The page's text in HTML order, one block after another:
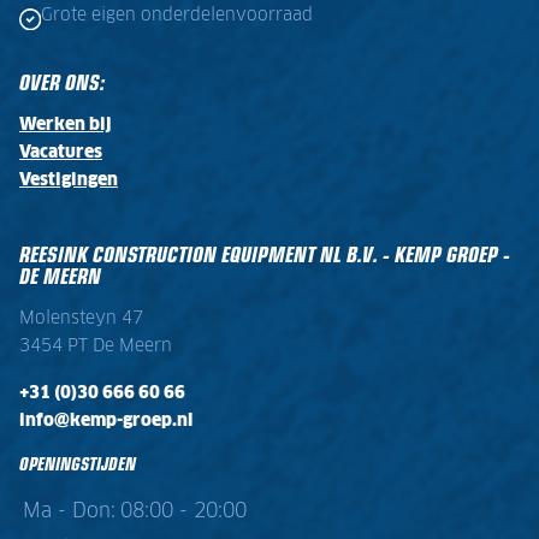
Grote eigen onderdelenvoorraad
OVER ONS:
Werken bij
Vacatures
Vestigingen
REESINK CONSTRUCTION EQUIPMENT NL B.V. - KEMP GROEP -
DE MEERN
Molensteyn 47
3454 PT De Meern
+31 (0)30 666 60 66
info@kemp-groep.nl
OPENINGSTIJDEN
Ma - Don: 08:00 - 20:00